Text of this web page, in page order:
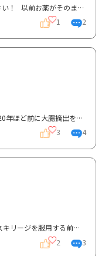
今井先生こんにちは。また質問させてください！ 以前お薬がそのまま出てきてしまうという質問をしま...
1 2
クローン病発症歴31年の51歳の男性です。 20年ほど前に大腸摘出を行い、直腸と小腸を繋いでいる状態で...
3 4
私は現在、スキリージを服用しています。 スキリージを服用する前はリンヴォック、それより前はヒュミ...
2 3